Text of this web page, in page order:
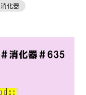
消化器